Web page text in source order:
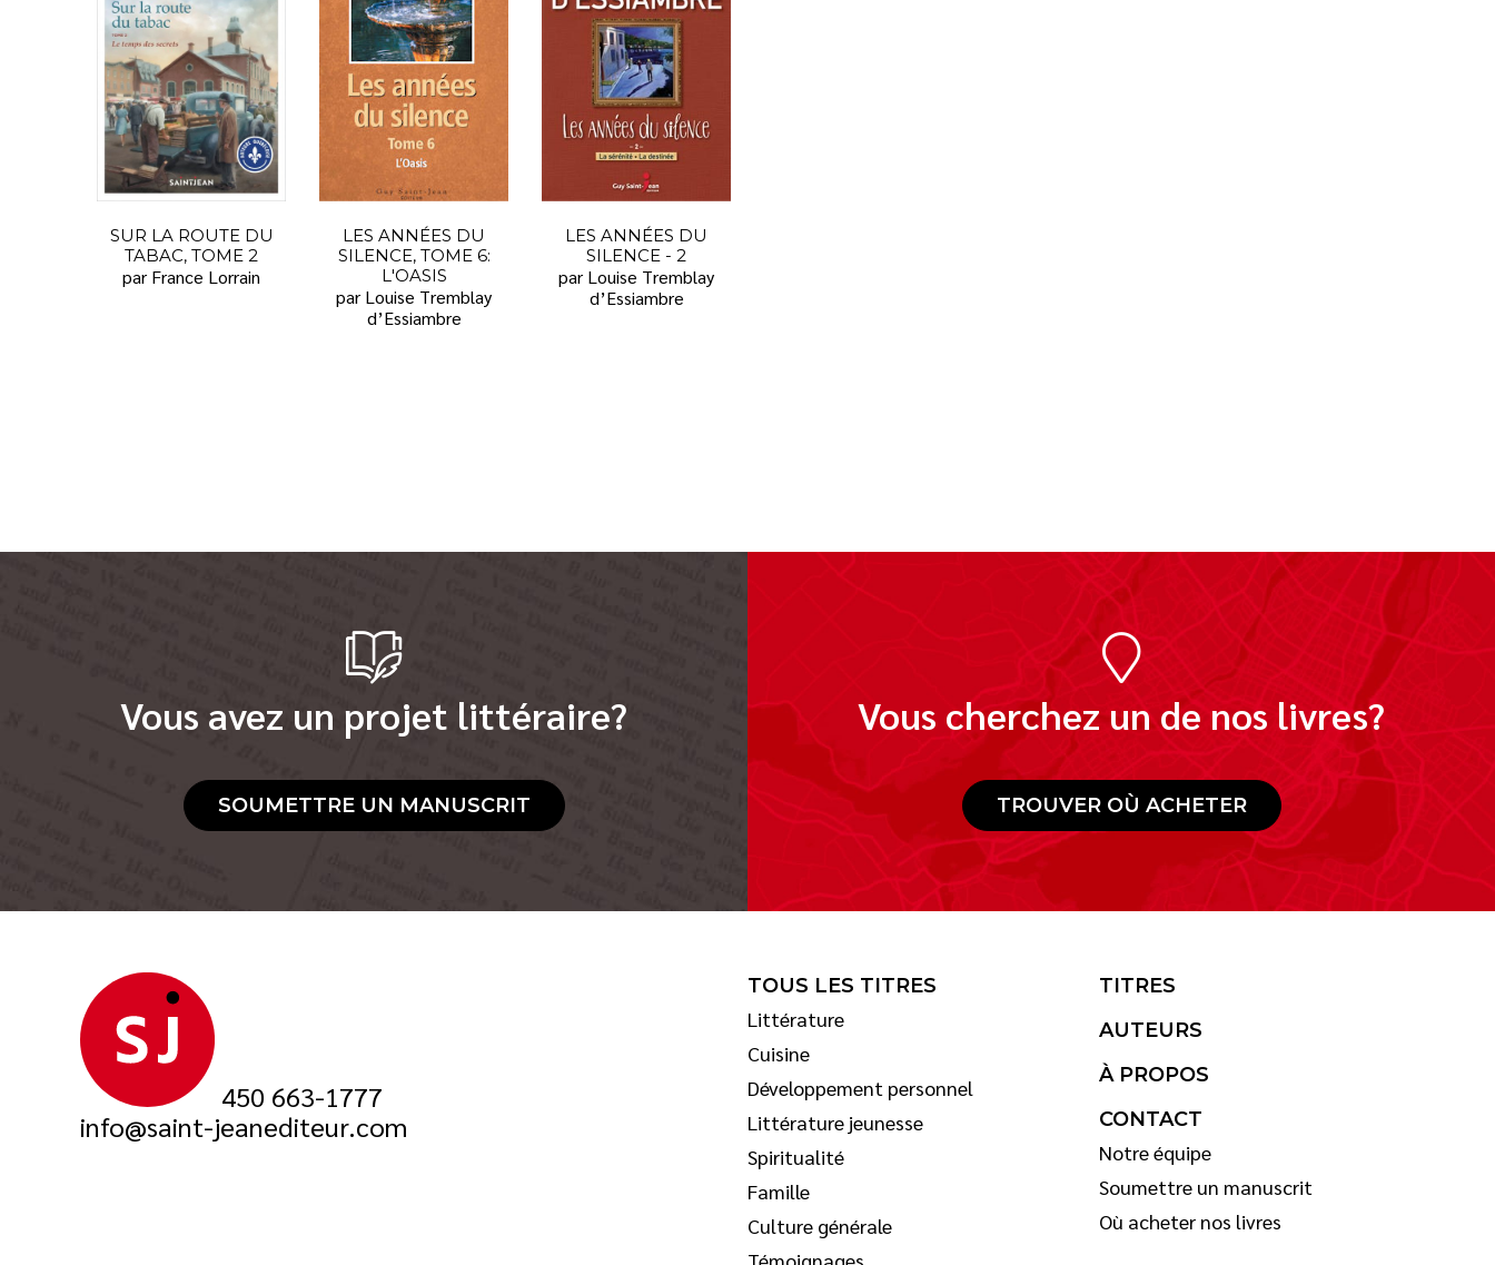
SUR LA ROUTE DU
TABAC, TOME 2
par France Lorrain
LES ANNÉES DU
SILENCE, TOME 6:
L'OASIS
par Louise Tremblay
d’Essiambre
LES ANNÉES DU
SILENCE - 2
par Louise Tremblay
d’Essiambre
Vous avez un projet littéraire?
SOUMETTRE UN MANUSCRIT
Vous cherchez un de nos livres?
TROUVER OÙ ACHETER
450 663-1777
info@saint-jeanediteur.com
TOUS LES TITRES
Littérature
Cuisine
Développement personnel
Littérature jeunesse
Spiritualité
Famille
Culture générale
TITRES
AUTEURS
À PROPOS
CONTACT
Notre équipe
Soumettre un manuscrit
Où acheter nos livres